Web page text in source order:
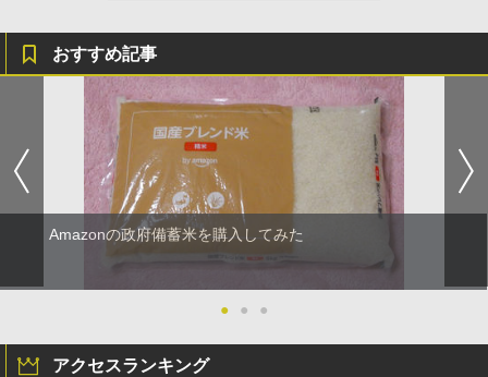
おすすめ記事
Amazonの政府備蓄米を購入してみた
● ● ●
アクセスランキング